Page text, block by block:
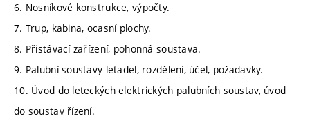
6. Nosníkové konstrukce, výpočty.
7. Trup, kabina, ocasní plochy.
8. Přistávací zařízení, pohonná soustava.
9. Palubní soustavy letadel, rozdělení, účel, požadavky.
10. Úvod do leteckých elektrických palubních soustav, úvod
do soustav řízení.